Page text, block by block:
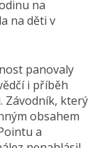
na
na děti v
panovaly
i příběh
Závodník, který
obsahem
a